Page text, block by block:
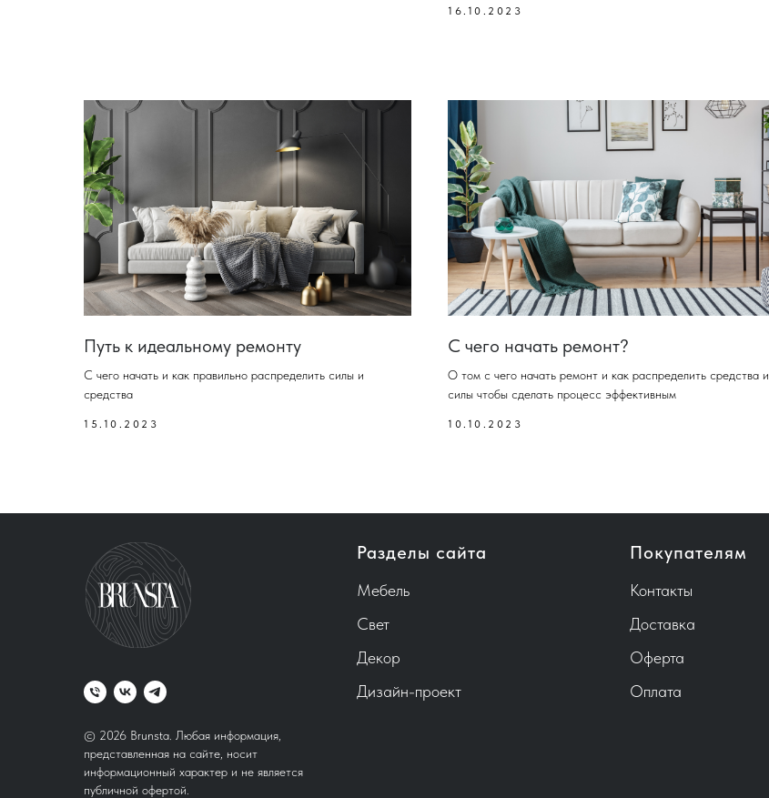
16.10.2023
Путь к идеальному ремонту
С чего начать и как правильно распределить силы и
средства
15.10.2023
С чего начать ремонт?
О том с чего начать ремонт и как распределить средства и
силы чтобы сделать процесс эффективным
10.10.2023
© 2026 Brunsta. Любая информация,
представленная на сайте, носит
информационный характер и не является
публичной офертой.
Разделы сайта
Мебель
Свет
Декор
Дизайн-проект
Покупателям
Контакты
Доставка
Оферта
Оплата